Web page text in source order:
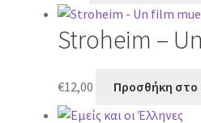
Stroheim –
€12,00 Προσθήκη στο